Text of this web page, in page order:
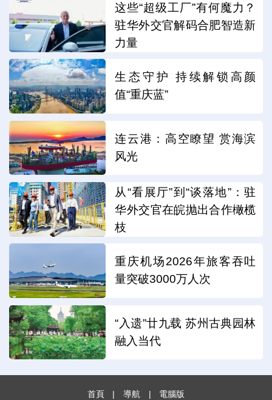
这些“超级工厂”有何魔力？
驻华外交官解码合肥智造新
力量
生态守护 持续解锁高颜
值“重庆蓝”
连云港：高空瞭望 赏海滨
风光
从“看展厅”到“谈落地”：驻
华外交官在皖抛出合作橄榄
枝
重庆机场2026年旅客吞吐
量突破3000万人次
“入遗”廿九载 苏州古典园林
融入当代
首頁 | 導航 | 電腦版